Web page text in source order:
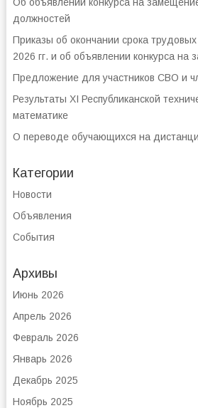
должностей
Приказы об окончании срока
2026 гг. и об объявлении конкурса на
Предложение для участников СВО и
Результаты XI Республиканской
математике
О переводе обучающихся на
Категории
Новости
Объявления
События
Архивы
Июнь 2026
Апрель 2026
Февраль 2026
Январь 2026
Декабрь 2025
Ноябрь 2025